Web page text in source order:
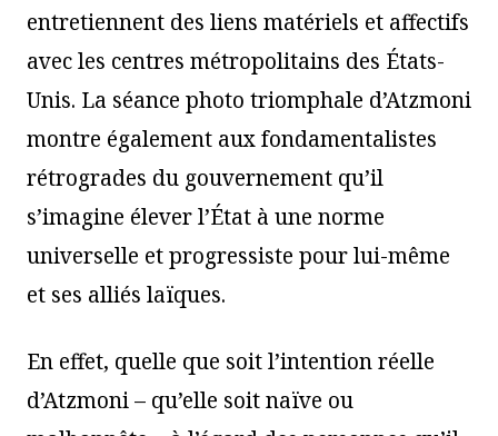
entretiennent des liens matériels et affectifs
avec les centres métropolitains des États-
Unis. La séance photo triomphale d’Atzmoni
montre également aux fondamentalistes
rétrogrades du gouvernement qu’il
s’imagine élever l’État à une norme
universelle et progressiste pour lui-même
et ses alliés laïques.
En effet, quelle que soit l’intention réelle
d’Atzmoni – qu’elle soit naïve ou